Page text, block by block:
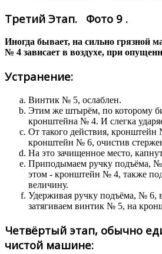
Третий Этап. Фото 9 .
Иногда бывает, на сильно грязной
№ 4 зависает в воздухе, при
Устранение:
Винтик № 5, ослаблен.
Этим же штырём, по которому
кронштейна № 4. И слегка
От такого действия, кронштейн
кронштейн № 6, очистив
На это зачищенное место,
Приподымаем ручку подъёма,
этом - кронштейн № 4, также
величину.
Удерживая ручку подъёма, № 6,
затягиваем винтик № 5, на
Четвёртый этап, обычно
чистой машине: